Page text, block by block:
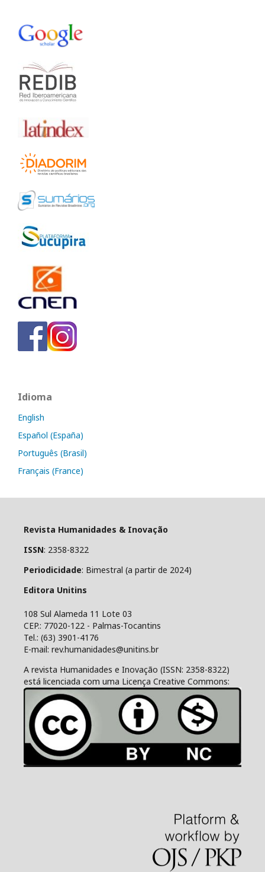
Idioma
English
Español (España)
Português (Brasil)
Français (France)
Revista Humanidades & Inovação
ISSN: 2358-8322
Periodicidade: Bimestral (a partir de 2024)
Editora Unitins
108 Sul Alameda 11 Lote 03
CEP.: 77020-122 - Palmas-Tocantins
Tel.: (63) 3901-4176
E-mail: rev.humanidades@unitins.br
A revista Humanidades e Inovação (ISSN: 2358-8322)
está licenciada com uma Licença Creative Commons: